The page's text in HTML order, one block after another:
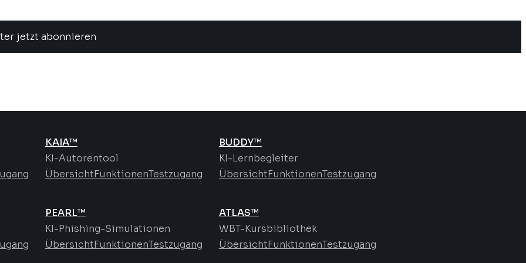
jetzt abonnieren
KAIA™
KI-Autorentool
ÜbersichtFunktionenTestzugang
BUDDY™
KI-Lernbegleiter
ÜbersichtFunktionenTestzugang
PEARL™
KI-Phishing-Simulationen
ÜbersichtFunktionenTestzugang
ATLAS™
WBT-Kursbibliothek
ÜbersichtFunktionenTestzugang